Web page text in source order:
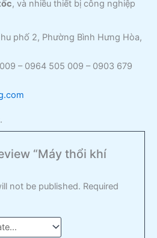
, và nhiều thiết bị công nghiệp
phố 2, Phường Bình Hưng Hòa,
– 0964 505 009 – 0903 679
“Máy thổi khí
not be published. Required